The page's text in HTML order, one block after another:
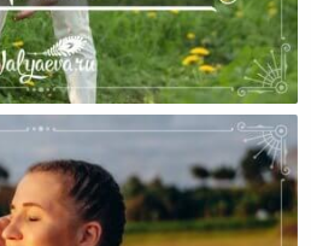
Дети